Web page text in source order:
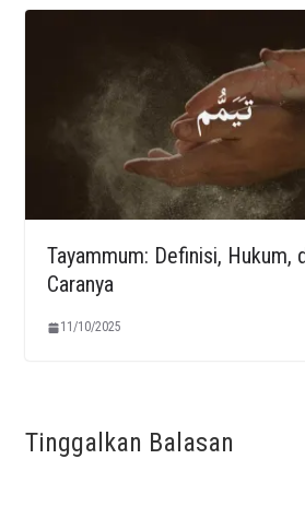
Tayammum: Definisi, Hukum,
Caranya
11/10/2025
Tinggalkan Balasan